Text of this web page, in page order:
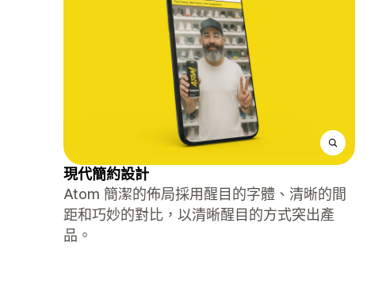
現代簡約設計
Atom 簡潔的佈局採用醒目的字體、清晰的間
距和巧妙的對比，以清晰醒目的方式突出產
品。